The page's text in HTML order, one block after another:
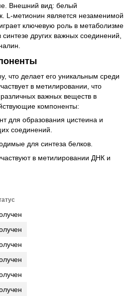
Внешний вид: белый
L-метионин является незаменимой
ключевую роль в метаболизме
других важных соединений,
что делает его уникальным среди
в метилировании, что
важных веществ в
компоненты:
для образования цистеина и
соединений.
для синтеза белков.
в метилировании ДНК и